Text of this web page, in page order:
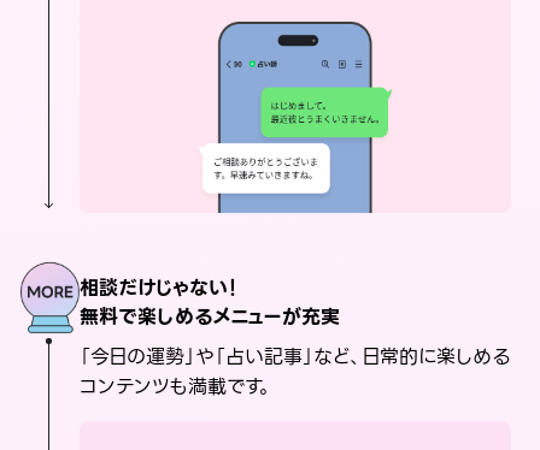
相談だけじゃない！
無料で楽しめるメニューが充実
「今日の運勢」や「占い記事」など、日常的に楽しめる
コンテンツも満載です。